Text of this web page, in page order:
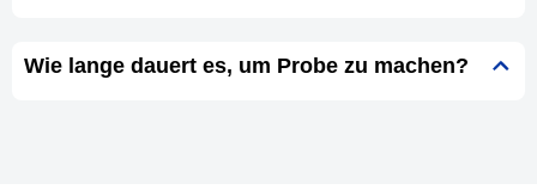
Wie lange dauert es, um Probe zu machen?